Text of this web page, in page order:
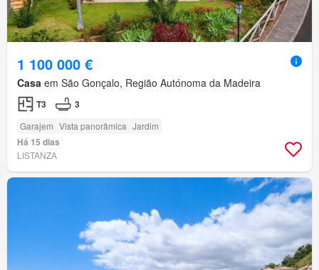
1 100 000 €
Casa em São Gonçalo, Região Autónoma da Madeira
T3 3
Garajem Vista panorâmica Jardim
Há 15 dias
LISTANZA